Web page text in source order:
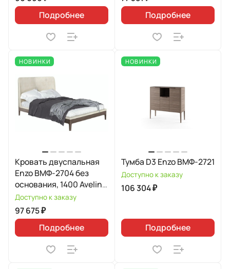
Подробнее
Подробнее
НОВИНКИ
Кровать двуспальная
Enzo ВМФ-2704 без
основания, 1400 Avelina
9534
Доступно к заказу
97 675 ₽
Подробнее
НОВИНКИ
Тумба D3 Enzo ВМФ-2721
Доступно к заказу
106 304 ₽
Подробнее